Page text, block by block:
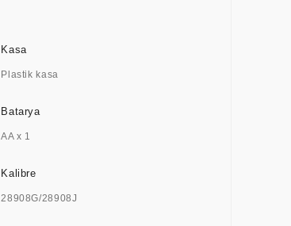
Kasa
Plastik kasa
Batarya
AA x 1
Kalibre
28908G/28908J